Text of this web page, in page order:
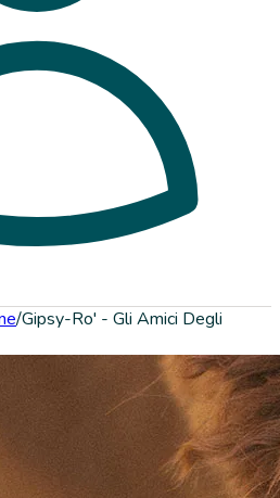
/Gipsy-Ro' - Gli Amici Degli